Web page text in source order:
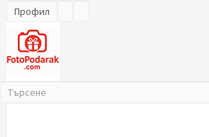
Профил